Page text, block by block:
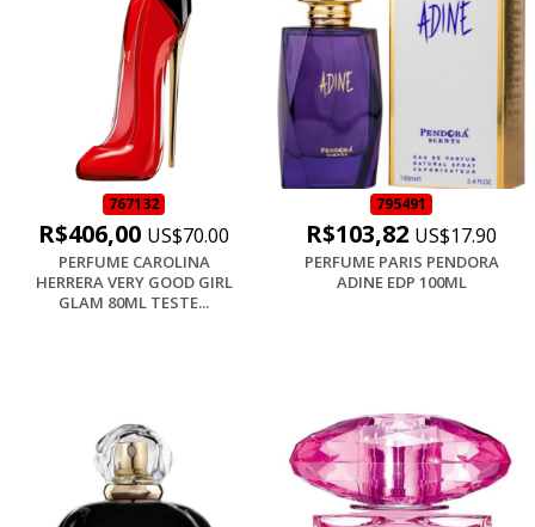
767132
R$406,00 US$70.00
PERFUME CAROLINA
HERRERA VERY GOOD GIRL
GLAM 80ML TESTE...
795491
R$103,82 US$17.90
PERFUME PARIS PENDORA
ADINE EDP 100ML